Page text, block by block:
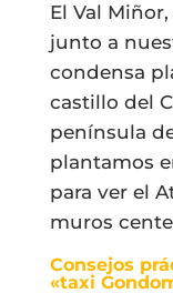
El Val
junto a
condensa
castillo del
península
plantamos
para ver el
muros
Consejos
«taxi